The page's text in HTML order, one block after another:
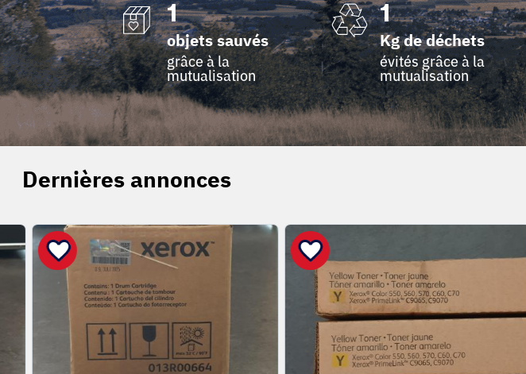
1
objets sauvés
grâce à la
mutualisation
1
Kg de déchets
évités grâce à la
mutualisation
Dernières annonces